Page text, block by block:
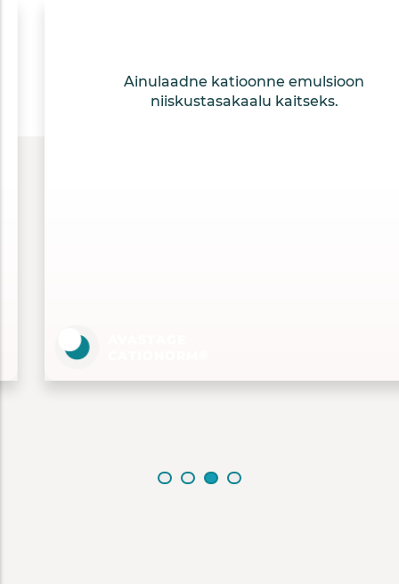
Ainulaadne katioonne emulsioon
niiskustasakaalu kaitseks.
AVASTAGE
CATIONORM®